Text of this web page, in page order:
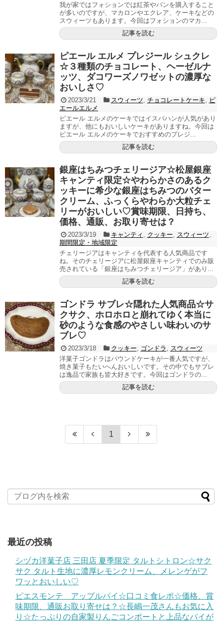
我が家ではフォションでは紅茶やパンを購入すること
が多いのですが、マカロンやエクレア、ケーキなどの
スウィーツもあります。今回はフォションのマカ...
記事を読む
ピエール エルメ プレジール シュクレ
☆３種類のチョコレート、ヘーゼルナ
ッツ、ダコワーズノワゼットの濃厚な
おいしさ♡
2023/3/21 スウィーツ チョコレートケーキ
ピ
エールエルメ
ピエール エルメのケーキではイスパハンが人気があり
ますが、他にもおいしいケーキがありますね。今回は
ピエール エルメのケーキでおすすめのプレジ...
記事を読む
銀座はちみつチェリージア☆松屋銀座
キャンティ限定☆やわらかさのあるク
ッキーに希少な銀座はちみつのバター
クリーム、ふっくらやわらか大粒チェ
リーがおいしい♡賞味期限、日持ち、
価格、通販、お取り寄せは？
2023/3/19 キャンティ クッキー スウィーツ
期間限定・地域限定
チェリージアはキャンティを代表する人気商品です
ね。そのチェリージアに松屋銀座キャンティでのみ販
売されている「銀座はちみつチェリージア」があり...
記事を読む
ゴンドラ サブレ☆隠れた人気商品☆サ
クサク、ホロホロと崩れてゆく本当に
砂のような食感のやさしい味わいのサ
ブレ♡
2023/3/18 クッキー ゴンドラ
スウィーツ
洋菓子ゴンドラはパウンドケーキが一番人気ですが、
焼き菓子もたいへんおいしいです。その中でもサブレ
は逸品で家族も皆大好きです。今回はゴンドラの...
記事を読む
1
最近の投稿
シヅカ洋菓子店 三田店 夏季限定 タルトシトロン☆サク
サク タルト生地に濃厚レモンクリーム、メレンゲがフ
ワッとおいしい♡
ピエスモンテ アップルパイ☆口コミ食レポ☆価格、賞
味期限、通販お取り寄せは？☆長嶋一茂さんもお気に入
り☆たっぷりの自家製りんごコンポートと上品なパイが